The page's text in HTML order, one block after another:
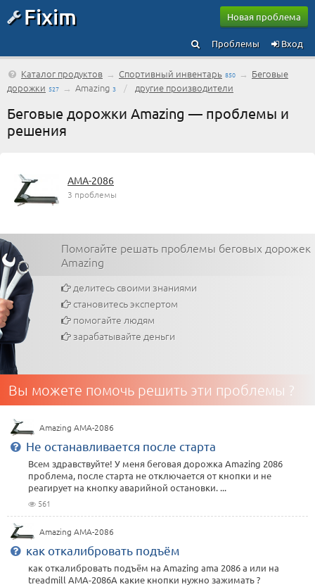
Fixim Новая проблема
Вход
Проблемы
Каталог продуктов → Спортивный инвентарь 850 → Беговые
дорожки 527 → Amazing 3 / другие производители
Беговые дорожки Amazing — проблемы и
решения
AMA-2086
3 проблемы
Помогайте решать проблемы беговых дорожек
Amazing
делитесь своими знаниями
становитесь экспертом
помогайте людям
зарабатывайте деньги
Вы можете помочь решить эти проблемы ?
Amazing AMA-2086
Не останавливается после старта
Всем здравствуйте! У меня беговая дорожка Amazing 2086
проблема, после старта не отключается от кнопки и не
реагирует на кнопку аварийной остановки. ...
561
Amazing AMA-2086
как откалибровать подъём
как откалибровать подъём на Amazing ama 2086 a или на
treadmill AMA-2086A какие кнопки нужно зажимать ?